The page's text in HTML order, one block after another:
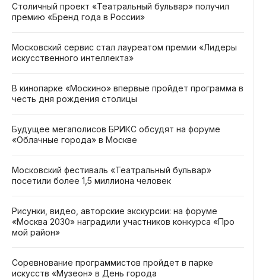
Столичный проект «Театральный бульвар» получил
премию «Бренд года в России»
Московский сервис стал лауреатом премии «Лидеры
искусственного интеллекта»
В кинопарке «Москино» впервые пройдет программа в
честь дня рождения столицы
Будущее мегаполисов БРИКС обсудят на форуме
«Облачные города» в Москве
Московский фестиваль «Театральный бульвар»
посетили более 1,5 миллиона человек
Рисунки, видео, авторские экскурсии: на форуме
«Москва 2030» наградили участников конкурса «Про
мой район»
Соревнование программистов пройдет в парке
искусств «Музеон» в День города